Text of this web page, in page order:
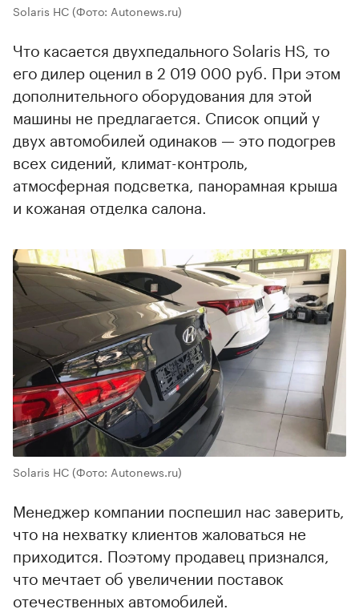
Solaris HC(Фото: Autonews.ru)
Что касается двухпедального Solaris HS, то
его дилер оценил в 2 019 000 руб. При этом
дополнительного оборудования для этой
машины не предлагается. Список опций у
двух автомобилей одинаков — это подогрев
всех сидений, климат-контроль,
атмосферная подсветка, панорамная крыша
и кожаная отделка салона.
Solaris HC(Фото: Autonews.ru)
Менеджер компании поспешил нас заверить,
что на нехватку клиентов жаловаться не
приходится. Поэтому продавец признался,
что мечтает об увеличении поставок
отечественных автомобилей.